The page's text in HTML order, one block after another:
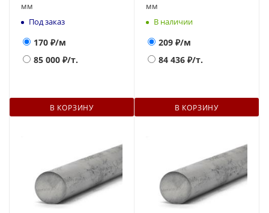
мм
Под заказ
170 ₽/м
85 000 ₽/т.
В КОРЗИНУ
мм
В наличии
209 ₽/м
84 436 ₽/т.
В КОРЗИНУ